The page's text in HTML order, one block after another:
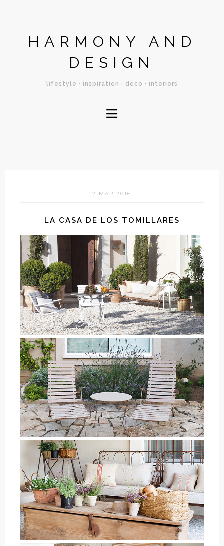
HARMONY AND
DESIGN
lifestyle · inspiration · deco · interiors
≡
2 MAR 2016
LA CASA DE LOS TOMILLARES